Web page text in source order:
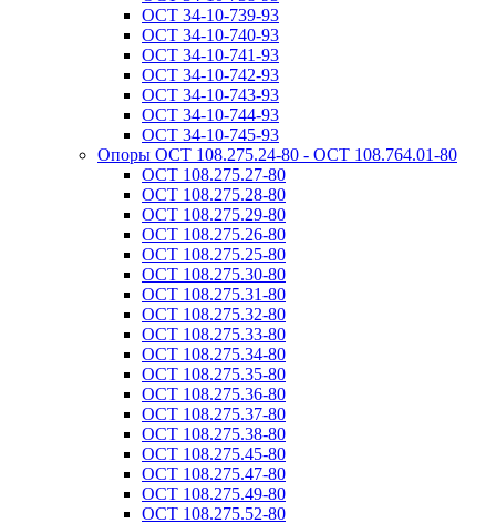
ОСТ 34-10-739-93
ОСТ 34-10-740-93
ОСТ 34-10-741-93
ОСТ 34-10-742-93
ОСТ 34-10-743-93
ОСТ 34-10-744-93
ОСТ 34-10-745-93
Опоры ОСТ 108.275.24-80 - ОСТ 108.764.01-80
ОСТ 108.275.27-80
ОСТ 108.275.28-80
ОСТ 108.275.29-80
ОСТ 108.275.26-80
ОСТ 108.275.25-80
ОСТ 108.275.30-80
ОСТ 108.275.31-80
ОСТ 108.275.32-80
ОСТ 108.275.33-80
ОСТ 108.275.34-80
ОСТ 108.275.35-80
ОСТ 108.275.36-80
ОСТ 108.275.37-80
ОСТ 108.275.38-80
ОСТ 108.275.45-80
ОСТ 108.275.47-80
ОСТ 108.275.49-80
ОСТ 108.275.52-80